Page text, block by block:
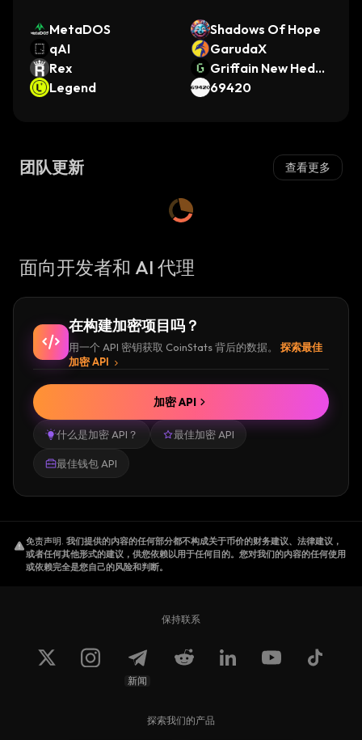
MetaDOS
Shadows Of Hope
qAI
GarudaX
Rex
Griffain New Hedge
Fund
Legend 69420
团队更新 查看更多
面向开发者和 AI 代理
在构建加密项目吗？
用一个 API 密钥获取 CoinStats 背后的数据。
探索最佳
加密 API
什么是加密 API？ 最佳加密 API
最佳钱包 API
加密 API
免责声明. 我们提供的内容的任何部分都不构成关于币价的财务建议、法律建议，
或者任何其他形式的建议，供您依赖以用于任何目的。您对我们的内容的任何使用
或依赖完全是您自己的风险和判断。
保持联系
新闻
探索我们的产品